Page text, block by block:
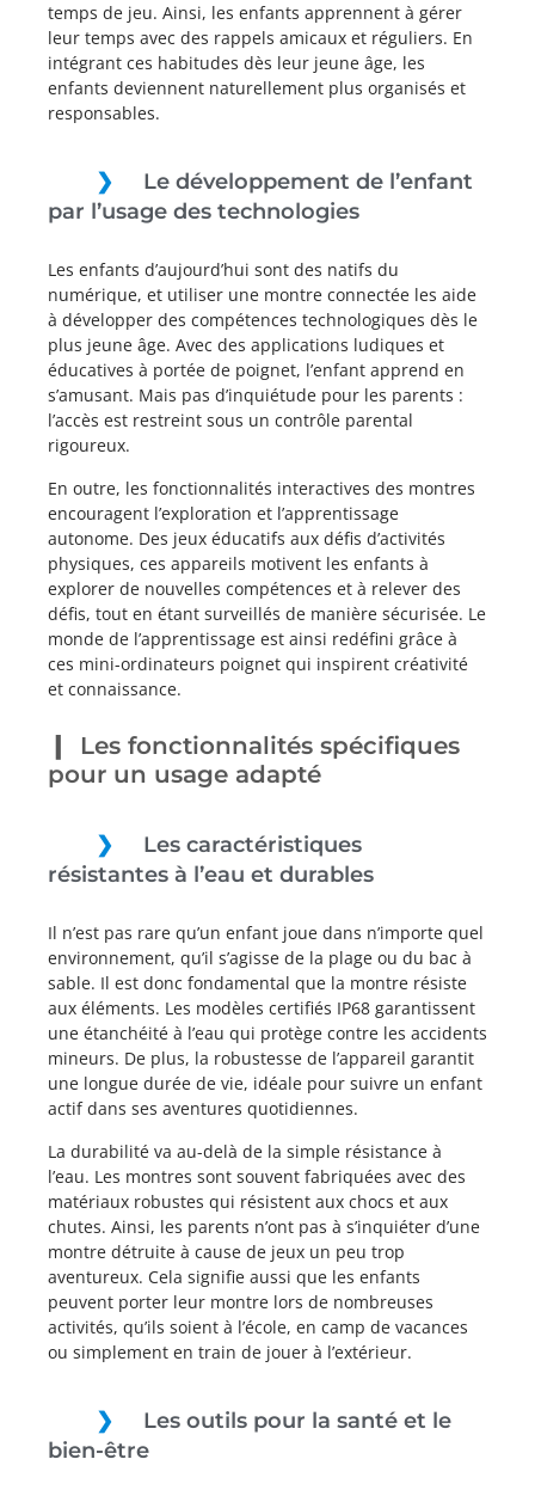
temps de jeu. Ainsi, les enfants apprennent à gérer
leur temps avec des rappels amicaux et réguliers. En
intégrant ces habitudes dès leur jeune âge, les
enfants deviennent naturellement plus organisés et
responsables.
Le développement de l’enfant
par l’usage des technologies
Les enfants d’aujourd’hui sont des natifs du
numérique, et utiliser une montre connectée les aide
à développer des compétences technologiques dès le
plus jeune âge. Avec des applications ludiques et
éducatives à portée de poignet, l’enfant apprend en
s’amusant. Mais pas d’inquiétude pour les parents :
l’accès est restreint sous un contrôle parental
rigoureux.
En outre, les fonctionnalités interactives des montres
encouragent l’exploration et l’apprentissage
autonome. Des jeux éducatifs aux défis d’activités
physiques, ces appareils motivent les enfants à
explorer de nouvelles compétences et à relever des
défis, tout en étant surveillés de manière sécurisée. Le
monde de l’apprentissage est ainsi redéfini grâce à
ces mini-ordinateurs poignet qui inspirent créativité
et connaissance.
Les fonctionnalités spécifiques
pour un usage adapté
Les caractéristiques
résistantes à l’eau et durables
Il n’est pas rare qu’un enfant joue dans n’importe quel
environnement, qu’il s’agisse de la plage ou du bac à
sable. Il est donc fondamental que la montre résiste
aux éléments. Les modèles certifiés IP68 garantissent
une étanchéité à l’eau qui protège contre les accidents
mineurs. De plus, la robustesse de l’appareil garantit
une longue durée de vie, idéale pour suivre un enfant
actif dans ses aventures quotidiennes.
La durabilité va au-delà de la simple résistance à
l’eau. Les montres sont souvent fabriquées avec des
matériaux robustes qui résistent aux chocs et aux
chutes. Ainsi, les parents n’ont pas à s’inquiéter d’une
montre détruite à cause de jeux un peu trop
aventureux. Cela signifie aussi que les enfants
peuvent porter leur montre lors de nombreuses
activités, qu’ils soient à l’école, en camp de vacances
ou simplement en train de jouer à l’extérieur.
Les outils pour la santé et le
bien-être